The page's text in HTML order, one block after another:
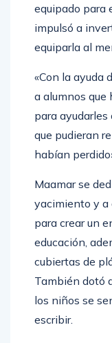
equipado para
impulsó a
equiparla al
«Con la ayuda
a alumnos que
para ayudarles
que pudieran
habían
Maamar se
yacimiento y a
para crear un
educación,
cubiertas de
También dotó
los niños se
escribir.